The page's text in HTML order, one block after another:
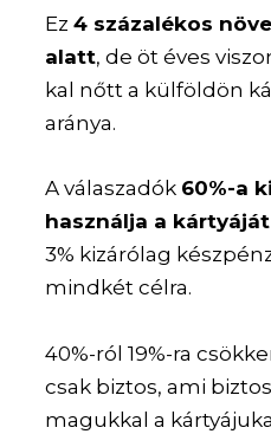
Ez4 százalékos
alatt, de öt éves
kal nőtt a külföldön
aránya.
A válaszadók 60%-a
használja a kártyáját
3% kizárólag
mindkét célra.
40%-ról 19%-ra
csak biztos, ami
magukkal a